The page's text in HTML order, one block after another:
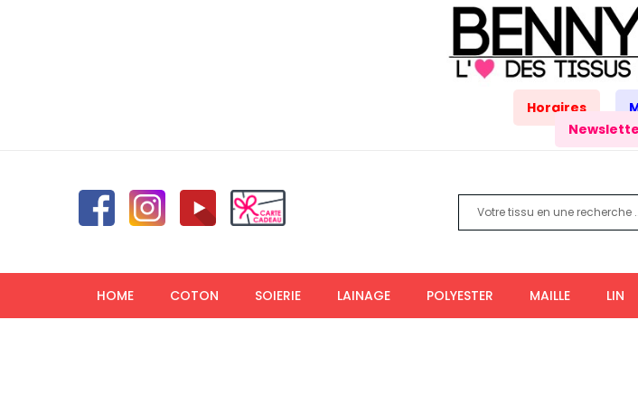
Horaires
HOME COTON SOIERIE LAINAGE POLYESTER MAILLE LIN